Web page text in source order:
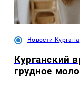
Новости Кургана
Курганский
грудное